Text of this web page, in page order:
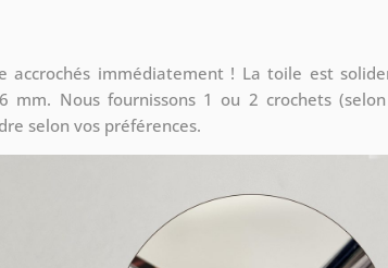
accrochés immédiatement ! La toile est
mm. Nous fournissons 1 ou 2 crochets
selon vos préférences.